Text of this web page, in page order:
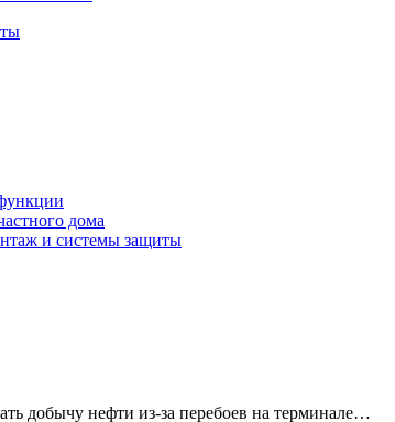
дома
и системы защиты
добычу нефти из-за перебоев на терминале…